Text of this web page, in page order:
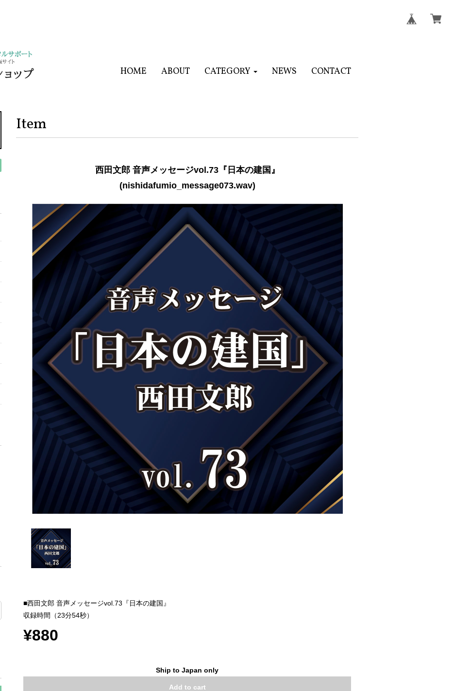
HOME ABOUT CATEGORY NEWS CONTACT
Item
西田文郎 音声メッセージvol.73『日本の建国』
(nishidafumio_message073.wav)
■西田文郎 音声メッセージvol.73『日本の建国』
収録時間（23分54秒）
¥880
Ship to Japan only
Add to cart